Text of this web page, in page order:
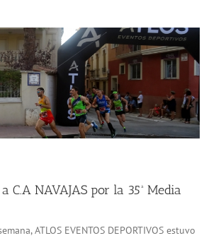
C.A NAVAJAS por la 35ª Media
ATLOS EVENTOS DEPORTIVOS estuvo